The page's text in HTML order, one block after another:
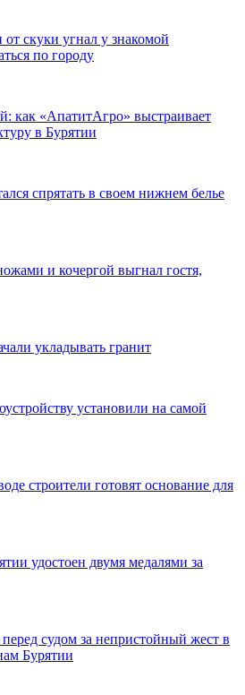
скуки угнал у знакомой
по городу
как «АпатитАгро» выстраивает
в Бурятии
спрятать в своем нижнем белье
и кочергой выгнал гостя,
укладывать гранит
установили на самой
строители готовят основание для
удостоен двумя медалями за
судом за непристойный жест в
Бурятии